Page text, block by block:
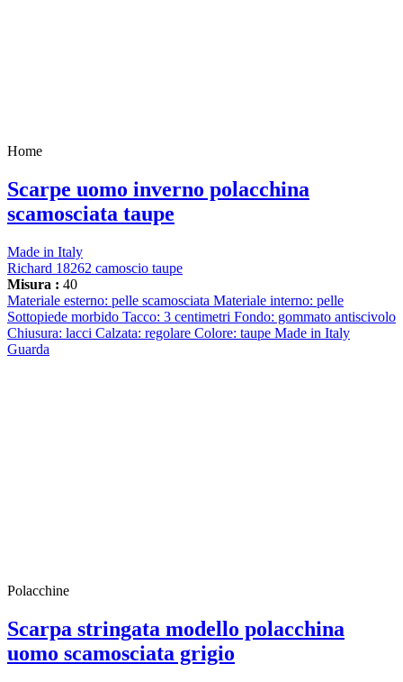
Home
Scarpe uomo inverno polacchina
scamosciata taupe
Made in Italy
Richard 18262 camoscio taupe
Misura : 40
Materiale esterno: pelle scamosciata Materiale interno: pelle
Sottopiede morbido Tacco: 3 centimetri Fondo: gommato antiscivolo
Chiusura: lacci Calzata: regolare Colore: taupe Made in Italy
Guarda
Polacchine
Scarpa stringata modello polacchina
uomo scamosciata grigio